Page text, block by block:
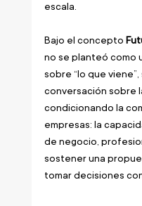
escala.
Bajo el concepto
no se planteó como
sobre “lo que
conversación sobre
condicionando la
empresas: la
de negocio,
sostener una
tomar decisiones